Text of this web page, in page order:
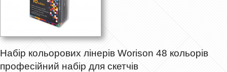
Набір кольорових лінерів Worison 48 кольорів
професійний набір для скетчів